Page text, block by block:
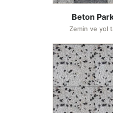
Beton
Zemin ve yol